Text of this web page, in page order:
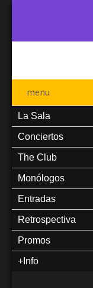
menu
La Sala
Conciertos
The Club
Monólogos
Entradas
Retrospectiva
Promos
+Info